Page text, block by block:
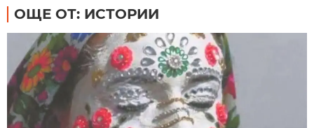
ОЩЕ ОТ: ИСТОРИИ